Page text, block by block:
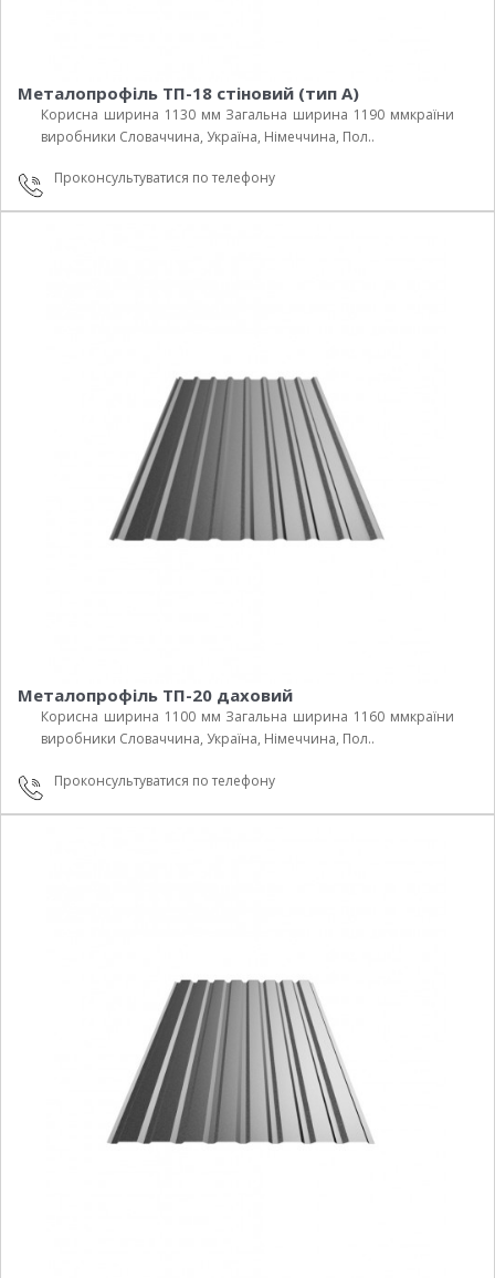
Металопрофіль ТП-18 стіновий (тип А)
Корисна ширина 1130 мм Загальна ширина 1190 ммкраїни
виробники Cловаччина, Україна, Німеччина, Пол..
Проконсультуватися по телефону
Металопрофіль ТП-20 даховий
Корисна ширина 1100 мм Загальна ширина 1160 ммкраїни
виробники Cловаччина, Україна, Німеччина, Пол..
Проконсультуватися по телефону